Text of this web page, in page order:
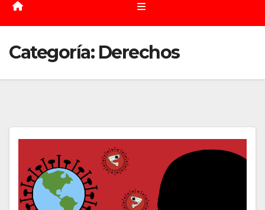
Categoría: Derechos